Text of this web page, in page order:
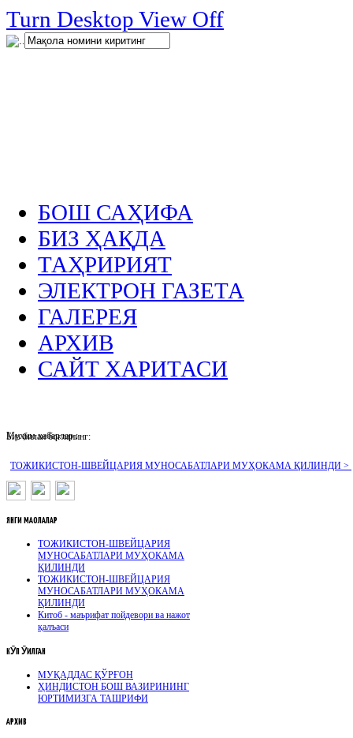
Turn Desktop View Off
.
БОШ САҲИФА
БИЗ ҲАҚДА
ТАҲРИРИЯТ
ЭЛЕКТРОН ГАЗЕТА
ГАЛЕРЕЯ
АРХИВ
САЙТ ХАРИТАСИ
Муҳим хабарлар :
ТОЖИКИСТОН-ШВЕЙЦАРИЯ МУНОСАБАТЛАРИ МУҲОКАМА ҚИЛИНДИ >
Биз билан боғланинг:
ЯНГИ МАҚОЛАЛАР
ТОЖИКИСТОН-ШВЕЙЦАРИЯ
МУНОСАБАТЛАРИ МУҲОКАМА
ҚИЛИНДИ
ТОЖИКИСТОН-ШВЕЙЦАРИЯ
МУНОСАБАТЛАРИ МУҲОКАМА
ҚИЛИНДИ
Китоб - маърифат пойдевори ва нажот
қалъаси
КӮП ӮҚИЛГАН
МУҚАДДАС ҚЎРҒОН
ҲИНДИСТОН БОШ ВАЗИРИНИНГ
ЮРТИМИЗГА ТАШРИФИ
АРХИВ